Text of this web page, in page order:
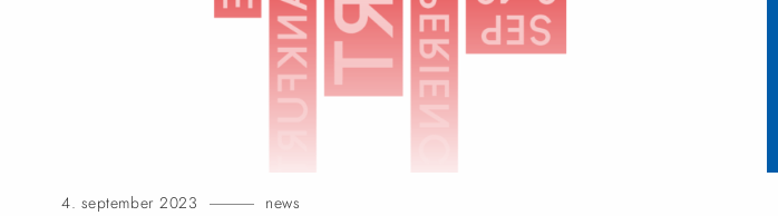
4. september 2023 news